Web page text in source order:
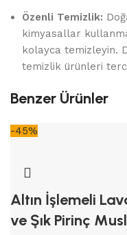
Özenli Temizlik:
kimyasallar
kolayca temizleyin.
temizlik ürünleri
Benzer Ürünler
-45%
Altın İşlemeli
ve Şık Pirinç